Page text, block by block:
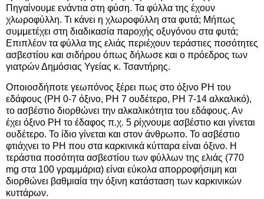
Πηγαίνουμε ενάντια στη φύση. Τα φύλλα της έχουν
χλωροφύλλη. Τι κάνει η χλωροφύλλη στα φυτά; Μήπως
συμμετέχει στη διαδικασία παροχής οξυγόνου στα φυτά;
Επιπλέον τα φύλλα της ελιάς περιέχουν τεράστιες ποσότητες
ασβεστίου και σιδήρου όπως δήλωσε και ο πρόεδρος των
γιατρών Δημόσιας Υγείας κ. Τσαντήρης.
Οποιοσδήποτε γεωπόνος ξέρει πως στο όξινο PH του
εδάφους (PH 0-7 όξινο, PH 7 ουδέτερο, PH 7-14 αλκαλικό),
το ασβέστιο διορθώνει την αλκαλικότητα του εδάφους. Αν
έχει όξινο PH το έδαφος π.χ. 5 ρίχνουμε ασβέστιο και γίνεται
ουδέτερο. Το ίδιο γίνεται και στον άνθρωπο. Το ασβέστιο
φτιάχνει το PH που στα καρκινικά κύτταρα είναι όξινο. Η
τεράστια ποσότητα ασβεστίου των φύλλων της ελιάς (770
mg στα 100 γραμμάρια) είναι εύκολα απορροφήσιμη και
διορθώνει βαθμιαία την όξινη κατάσταση των καρκινικών
κυττάρων.